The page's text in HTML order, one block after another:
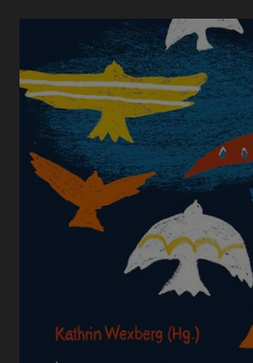
KINDER- & JUGENDBUCH
VERLAG
IDEEN & BEGLEITMATERIAL